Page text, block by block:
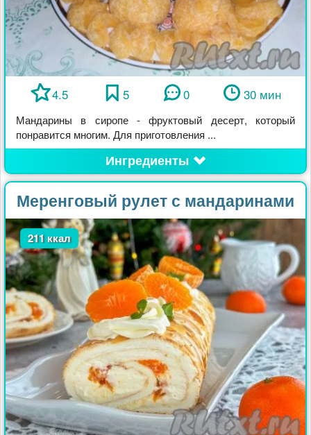
4.5 5 0 30 мин
Мандарины в сиропе - фруктовый десерт, который
понравится многим. Для приготовления ...
Ингредиенты
Меренговый рулет с мандаринами
211 ккал